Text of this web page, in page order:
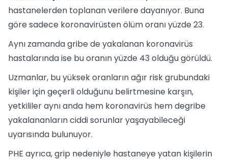
hastanelerden toplanan verilere dayanıyor. Buna
göre sadece koronavirüsten ölüm oranı yüzde 23.
Aynı zamanda gribe de yakalanan koronavirüs
hastalarında ise bu oranın yüzde 43 olduğu görüldü.
Uzmanlar, bu yüksek oranların ağır risk grubundaki
kişiler için geçerli olduğunu belirtmesine karşın,
yetkililer aynı anda hem koronavirüs hem degribe
yakalananların ciddi sorunlar yaşayabileceği
uyarısında bulunuyor.
PHE ayrıca, grip nedeniyle hastaneye yatan kişilerin